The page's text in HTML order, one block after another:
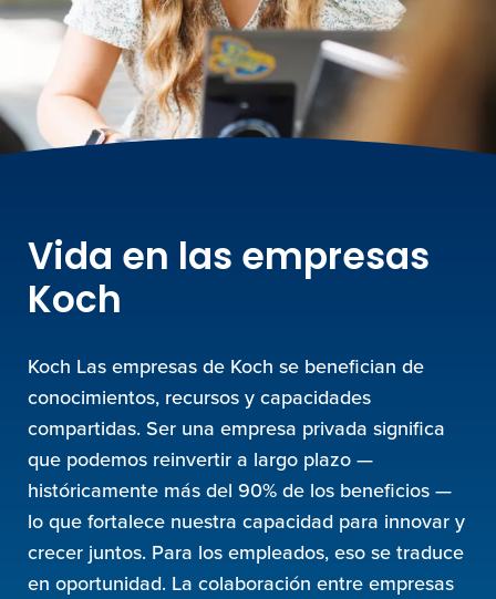
Vida en las empresas
Koch
Koch Las empresas de Koch se benefician de
conocimientos, recursos y capacidades
compartidas. Ser una empresa privada significa
que podemos reinvertir a largo plazo —
históricamente más del 90% de los beneficios —
lo que fortalece nuestra capacidad para innovar y
crecer juntos. Para los empleados, eso se traduce
en oportunidad. La colaboración entre empresas